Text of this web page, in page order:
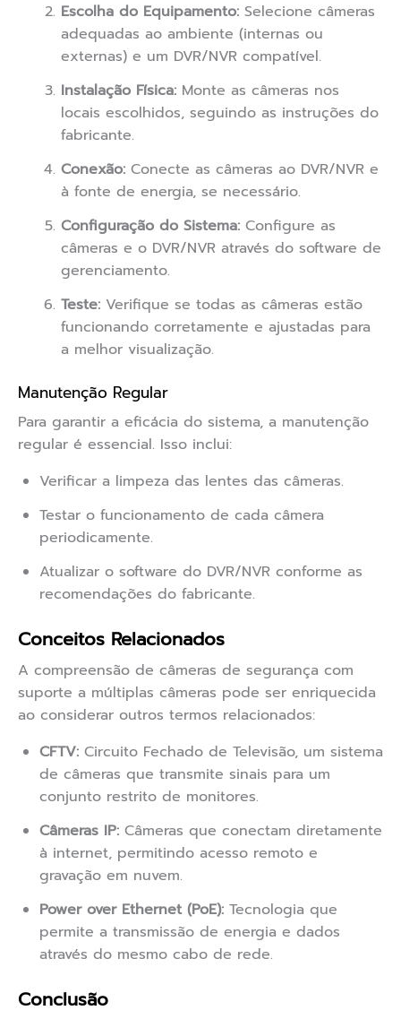
Escolha do Equipamento: Selecione câmeras
adequadas ao ambiente (internas ou
externas) e um DVR/NVR compatível.
Instalação Física: Monte as câmeras nos
locais escolhidos, seguindo as instruções do
fabricante.
Conexão: Conecte as câmeras ao DVR/NVR e
à fonte de energia, se necessário.
Configuração do Sistema: Configure as
câmeras e o DVR/NVR através do software de
gerenciamento.
Teste: Verifique se todas as câmeras estão
funcionando corretamente e ajustadas para
a melhor visualização.
Manutenção Regular
Para garantir a eficácia do sistema, a manutenção
regular é essencial. Isso inclui:
Verificar a limpeza das lentes das câmeras.
Testar o funcionamento de cada câmera
periodicamente.
Atualizar o software do DVR/NVR conforme as
recomendações do fabricante.
Conceitos Relacionados
A compreensão de câmeras de segurança com
suporte a múltiplas câmeras pode ser enriquecida
ao considerar outros termos relacionados:
CFTV: Circuito Fechado de Televisão, um sistema
de câmeras que transmite sinais para um
conjunto restrito de monitores.
Câmeras IP: Câmeras que conectam diretamente
à internet, permitindo acesso remoto e
gravação em nuvem.
Power over Ethernet (PoE): Tecnologia que
permite a transmissão de energia e dados
através do mesmo cabo de rede.
Conclusão